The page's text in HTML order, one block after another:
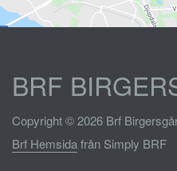
BRF
Copyright © 2026 Brf
Brf Hemsidafrån Simply BRF